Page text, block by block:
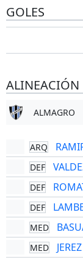
GOLES
ALMAGRO
ARQ
DEF
DEF
DEF
MED
MED